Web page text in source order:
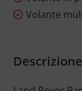
Volante
Descrizione